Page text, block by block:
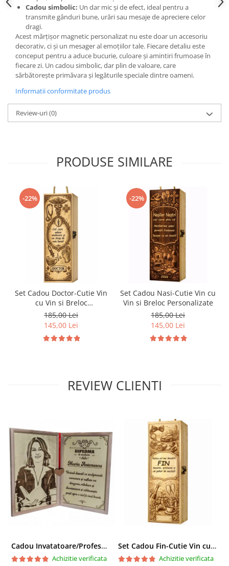
Cadou simbolic: Un dar mic și de efect, ideal pentru a
transmite gânduri bune, urări sau mesaje de apreciere celor
dragi.
Acest mărțișor magnetic personalizat nu este doar un accesoriu
decorativ, ci și un mesager al emoțiilor tale. Fiecare detaliu este
conceput pentru a aduce bucurie, culoare și amintiri frumoase în
fiecare zi. Un cadou simbolic, dar plin de valoare, care
sărbătorește primăvara și legăturile speciale dintre oameni.
Informatii conformitate produs
Review-uri(0)
PRODUSE SIMILARE
-22%
Set Cadou Doctor-Cutie Vin
cu Vin si Breloc
Personalizate
185,00 Lei
145,00 Lei
-22%
Set Cadou Nasi-Cutie Vin cu
Vin si Breloc Personalizate
185,00 Lei
145,00 Lei
REVIEW CLIENTI
Cadou Invatatoare/Profesoara/Educatoare "Catalogul Amintirilor"
Achizitie verificata
Set Cadou Fin-Cutie Vin cu Vin si Breloc Personalizate
Achizitie verificata